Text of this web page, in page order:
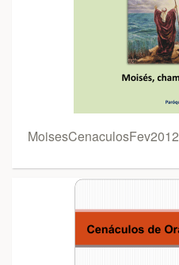
MoisesCenaculosFev2012